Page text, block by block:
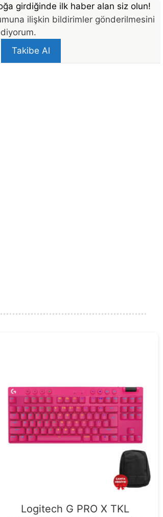
girdiğinde ilk haber alan siz olun!
ilişkin bildirimler gönderilmesini
Takibe Al
Logitech G PRO X TKL